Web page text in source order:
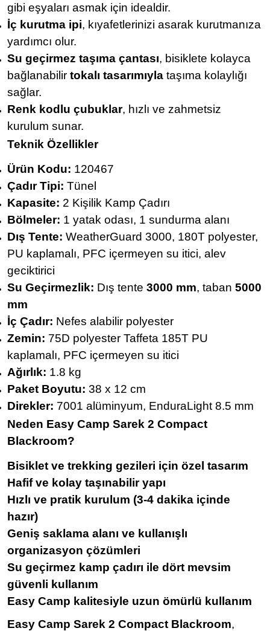
gibi eşyaları asmak için idealdir.
İç kurutma ipi, kıyafetlerinizi asarak kurutmanıza
yardımcı olur.
Su geçirmez taşıma çantası, bisiklete kolayca
bağlanabilir tokalı tasarımıyla taşıma kolaylığı
sağlar.
Renk kodlu çubuklar, hızlı ve zahmetsiz
kurulum sunar.
Teknik Özellikler
Ürün Kodu: 120467
Çadır Tipi: Tünel
Kapasite: 2 Kişilik Kamp Çadırı
Bölmeler: 1 yatak odası, 1 sundurma alanı
Dış Tente: WeatherGuard 3000, 180T polyester,
PU kaplamalı, PFC içermeyen su itici, alev
geciktirici
Su Geçirmezlik: Dış tente 3000 mm, taban 5000
mm
İç Çadır: Nefes alabilir polyester
Zemin: 75D polyester Taffeta 185T PU
kaplamalı, PFC içermeyen su itici
Ağırlık: 1.8 kg
Paket Boyutu: 38 x 12 cm
Direkler: 7001 alüminyum, EnduraLight 8.5 mm
Neden Easy Camp Sarek 2 Compact
Blackroom?
Bisiklet ve trekking gezileri için özel tasarım
Hafif ve kolay taşınabilir yapı
Hızlı ve pratik kurulum (3-4 dakika içinde
hazır)
Geniş saklama alanı ve kullanışlı
organizasyon çözümleri
Su geçirmez kamp çadırı ile dört mevsim
güvenli kullanım
Easy Camp kalitesiyle uzun ömürlü kullanım
Easy Camp Sarek 2 Compact Blackroom,